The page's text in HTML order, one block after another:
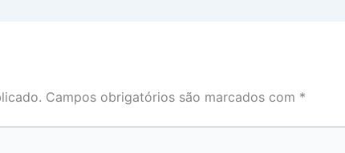
Campos obrigatórios são marcados com *